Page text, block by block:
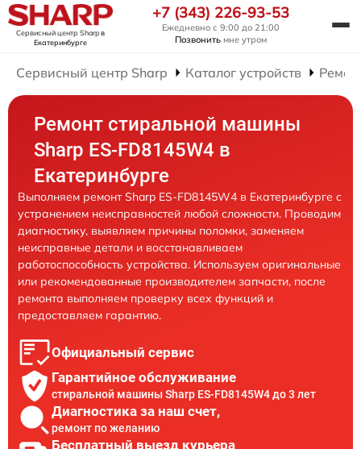
Сервисный центр Sharpв
Екатеринбурге
+7 (343) 226-93-53
Ежедневно с 9:00 до 21:00
Позвонить мне утром
Сервисный центр Sharp Каталог устройств
Ремонт стиральной машины
Sharp ES-FD8145W4 в
Екатеринбурге
Выполняем ремонт Sharp ES-FD8145W4 в Екатеринбурге с
устранением неисправностей любой сложности. Проводим
диагностику, выявляем причины поломки, заменяем
неисправные детали и восстанавливаем
работоспособность устройства. Используем оригинальные
или рекомендованные производителем запчасти, после
ремонта выполняем проверку всех функций и
предоставляем гарантию.
Официальный сервис
Гарантийное обслуживание
стиральной машины Sharp ES-FD8145W4 до 3 лет
Диагностика за наш счет,
ремонт по желанию
Бесплатный выезд курьера